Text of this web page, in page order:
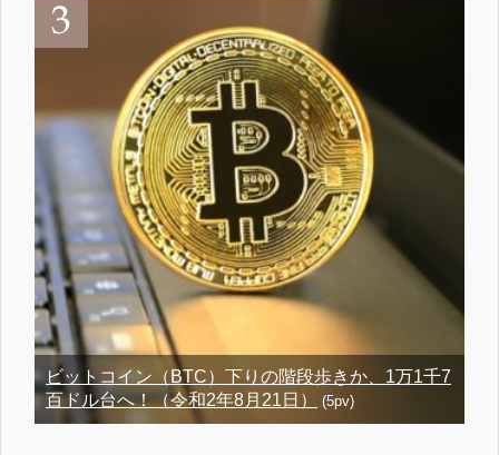
ビットコイン（BTC）下りの階段歩きか、1万1千7
百ドル台へ！（令和2年8月21日）
(5pv)